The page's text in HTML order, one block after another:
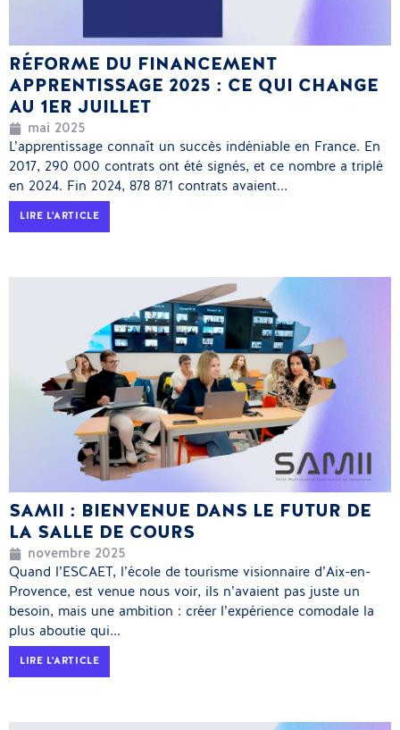
RÉFORME DU FINANCEMENT
APPRENTISSAGE 2025 : CE QUI CHANGE
AU 1ER JUILLET
mai 2025
L’apprentissage connaît un succès indéniable en France. En
2017, 290 000 contrats ont été signés, et ce nombre a triplé
en 2024. Fin 2024, 878 871 contrats avaient...
LIRE L'ARTICLE
SAMII : BIENVENUE DANS LE FUTUR DE
LA SALLE DE COURS
novembre 2025
Quand l’ESCAET, l’école de tourisme visionnaire d’Aix-en-
Provence, est venue nous voir, ils n’avaient pas juste un
besoin, mais une ambition : créer l’expérience comodale la
plus aboutie qui...
LIRE L'ARTICLE